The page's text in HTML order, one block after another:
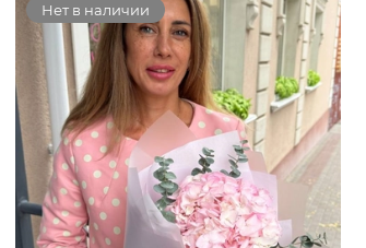
Нет в наличии